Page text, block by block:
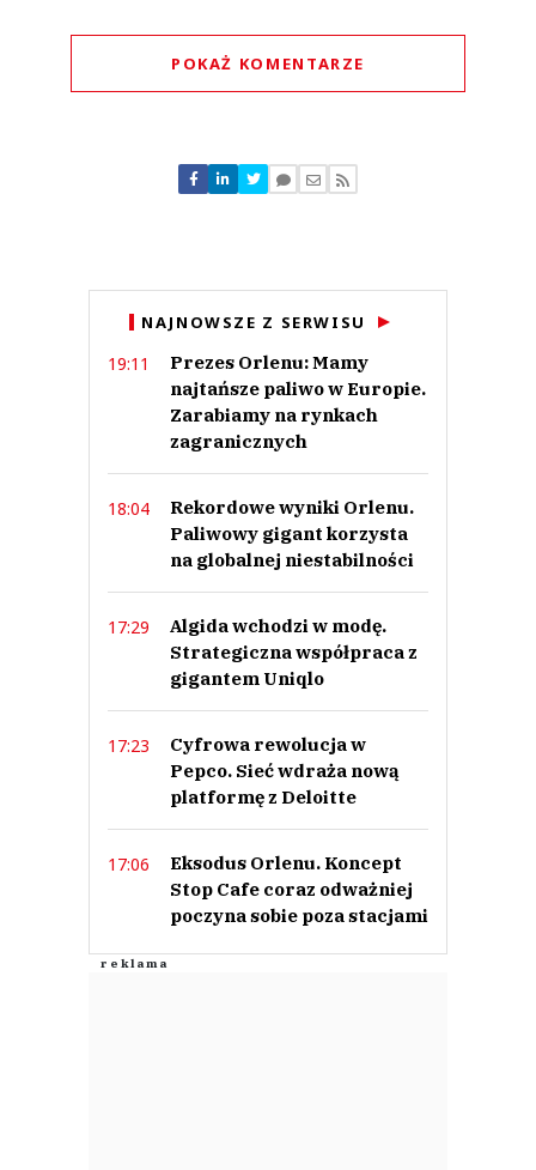
POKAŻ KOMENTARZE
Nie znaleziono komentarzy
Zostaw swoje komentarze
NAJNOWSZE Z SERWISU
19:11
Prezes Orlenu: Mamy
najtańsze paliwo w Europie.
Zarabiamy na rynkach
zagranicznych
18:04
Rekordowe wyniki Orlenu.
Paliwowy gigant korzysta
na globalnej niestabilności
17:29
Algida wchodzi w modę.
Strategiczna współpraca z
gigantem Uniqlo
17:23
Cyfrowa rewolucja w
Pepco. Sieć wdraża nową
platformę z Deloitte
17:06
Eksodus Orlenu. Koncept
Stop Cafe coraz odważniej
poczyna sobie poza stacjami